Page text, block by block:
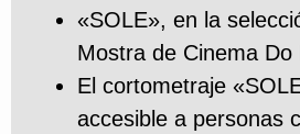
«SOLE», en la
Mostra de Cinema Do
El cortometraje
accesible a personas